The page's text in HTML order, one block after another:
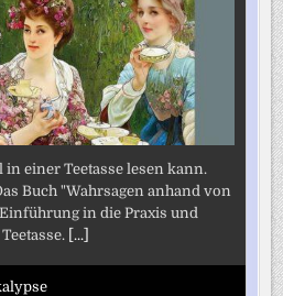
einer Teetasse lesen kann.
Buch "Wahrsagen anhand von
in die Praxis und
[...]